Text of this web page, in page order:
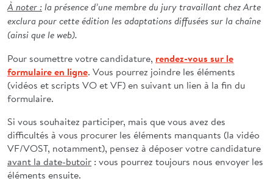
À noter :la présence d’une membre du jury travaillant chez Arte
exclura pour cette édition les adaptations diffusées sur la chaîne
(ainsi que le web).
Pour soumettre votre candidature, rendez-vous sur le
formulaire en ligne. Vous pourrez joindre les éléments
(vidéos et scripts VO et VF) en suivant un lien à la fin du
formulaire.
Si vous souhaitez participer, mais que vous avez des
difficultés à vous procurer les éléments manquants (la vidéo
VF/VOST, notamment), pensez à déposer votre candidature
avant la date-butoir : vous pourrez toujours nous envoyer les
éléments ensuite.